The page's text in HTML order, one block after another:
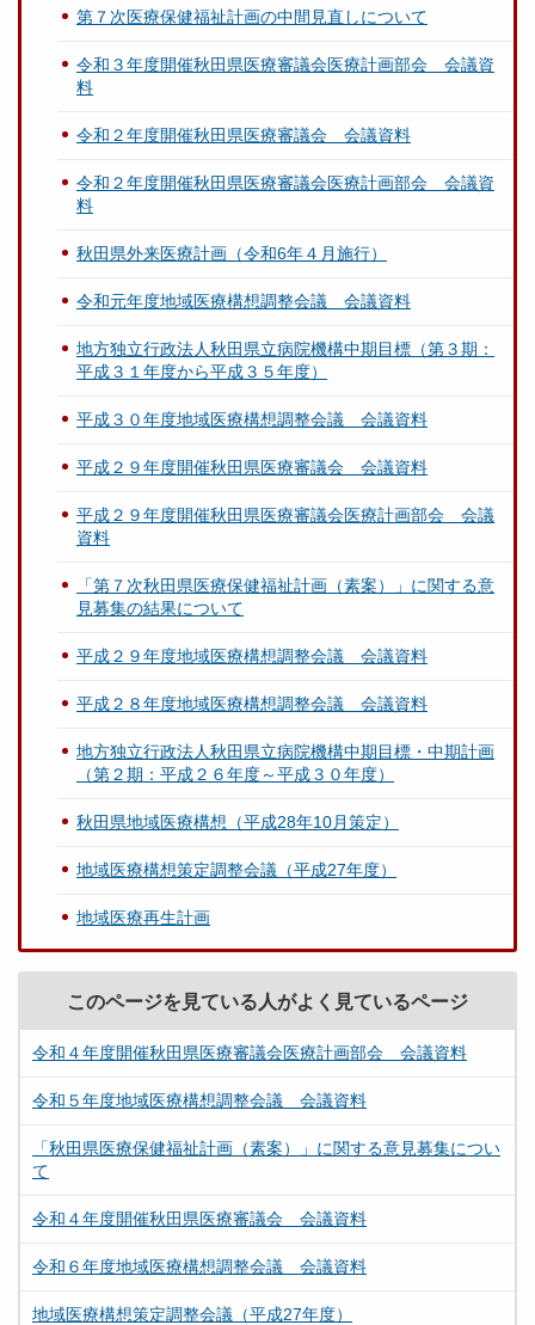
第７次医療保健福祉計画の中間見直しについて
令和３年度開催秋田県医療審議会医療計画部会 会議資
料
令和２年度開催秋田県医療審議会 会議資料
令和２年度開催秋田県医療審議会医療計画部会 会議資
料
秋田県外来医療計画（令和6年４月施行）
令和元年度地域医療構想調整会議 会議資料
地方独立行政法人秋田県立病院機構中期目標（第３期：
平成３１年度から平成３５年度）
平成３０年度地域医療構想調整会議 会議資料
平成２９年度開催秋田県医療審議会 会議資料
平成２９年度開催秋田県医療審議会医療計画部会 会議
資料
「第７次秋田県医療保健福祉計画（素案）」に関する意
見募集の結果について
平成２９年度地域医療構想調整会議 会議資料
平成２８年度地域医療構想調整会議 会議資料
地方独立行政法人秋田県立病院機構中期目標・中期計画
（第２期：平成２６年度～平成３０年度）
秋田県地域医療構想（平成28年10月策定）
地域医療構想策定調整会議（平成27年度）
地域医療再生計画
このページを見ている人がよく見ているページ
令和４年度開催秋田県医療審議会医療計画部会 会議資料
令和５年度地域医療構想調整会議 会議資料
「秋田県医療保健福祉計画（素案）」に関する意見募集につい
て
令和４年度開催秋田県医療審議会 会議資料
令和６年度地域医療構想調整会議 会議資料
地域医療構想策定調整会議（平成27年度）